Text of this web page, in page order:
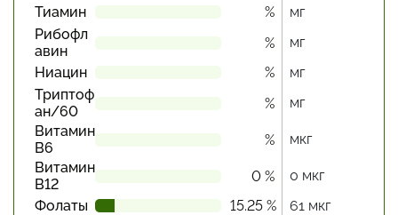
Тиамин
%
мг
Рибофл
авин
%
мг
Ниацин
%
мг
Триптоф
ан/60
%
мг
Витамин
В6
%
мкг
Витамин
В12
0 %
0 мкг
Фолаты
15.25 %
61 мкг